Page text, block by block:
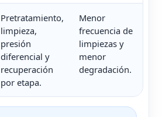
Pretratamiento,
limpieza,
presión
diferencial y
recuperación
por etapa.
Menor
frecuencia de
limpiezas y
menor
degradación.